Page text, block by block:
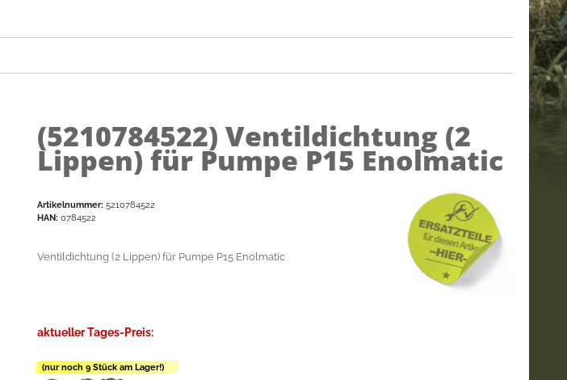
(5210784522) Ventildichtung (2
Lippen) für Pumpe P15 Enolmatic
Artikelnummer: 5210784522
HAN: 0784522
Ventildichtung (2 Lippen) für Pumpe P15 Enolmatic
aktueller Tages-Preis:
(nur noch 9 Stück am Lager!)